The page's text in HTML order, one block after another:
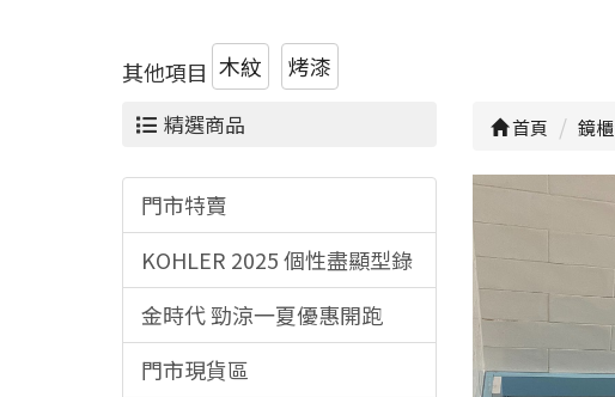
其他項目 木紋 烤漆
精選商品
門市特賣
KOHLER 2025 個性盡顯型錄
金時代 勁涼一夏優惠開跑
門市現貨區
首頁 鏡櫃